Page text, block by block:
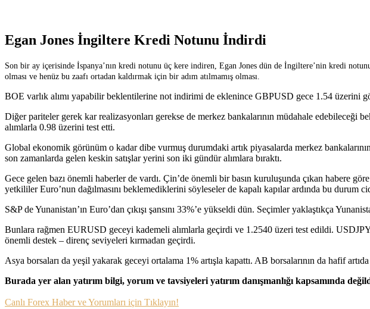
Egan Jones İngiltere Kredi Notunu İndirdi
Son bir ay içerisinde İspanya’nın kredi notunu üç kere indiren, Egan Jones dün de İngiltere’nin kredi
olması ve henüz bu zaafı ortadan kaldırmak için bir adım atılmamış olması.
BOE varlık alımı yapabilir beklentilerine not indirimi de eklenince GBPUSD gece 1.54 üzerini
Diğer pariteler gerek kar realizasyonları gerekse de merkez bankalarının müdahale
alımlarla 0.98 üzerini test etti.
Global ekonomik görünüm o kadar dibe vurmuş durumdaki artık piyasalarda merkez
son zamanlarda gelen keskin satışlar yerini son iki gündür alımlara bıraktı.
Gece gelen bazı önemli haberler de vardı. Çin’de önemli bir basın kuruluşunda çıkan habere
yetkililer Euro’nun dağılmasını beklemediklerini söyleseler de kapalı kapılar ardında bu durum
S&P de Yunanistan’ın Euro’dan çıkışı şansını 33%’e yükseldi dün. Seçimler yaklaştıkça
Bunlara rağmen EURUSD geceyi kademeli alımlarla geçirdi ve 1.2540 üzeri test edildi.
önemli destek – direnç seviyeleri kırmadan geçirdi.
Asya borsaları da yeşil yakarak geceyi ortalama 1% artışla kapattı. AB borsalarının da hafif
Burada yer alan yatırım bilgi, yorum ve tavsiyeleri yatırım danışmanlığı kapsamında
Canlı Forex Haber ve Yorumları için Tıklayın!